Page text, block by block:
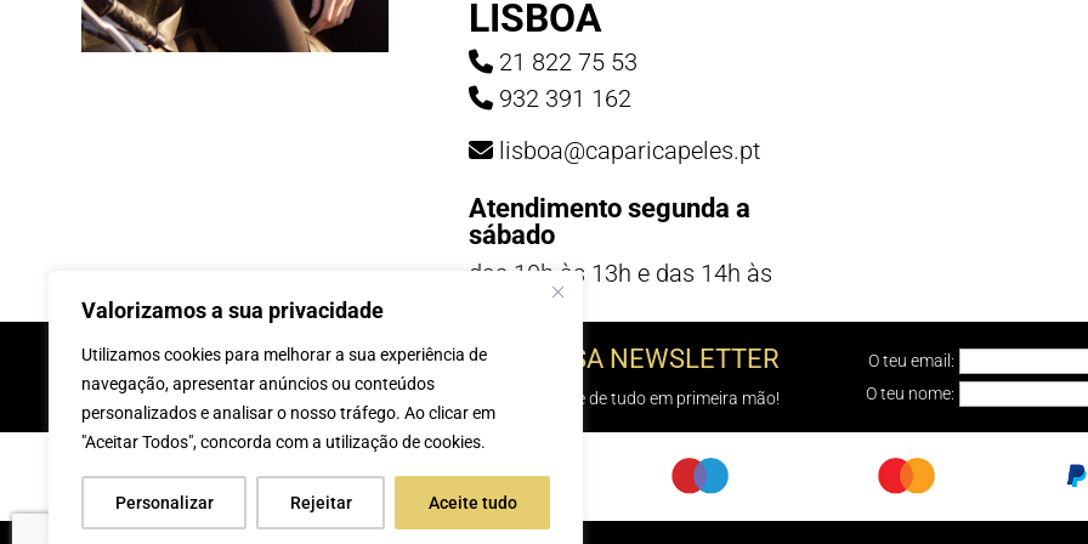
Valorizamos a sua privacidade
Utilizamos cookies para melhorar a sua experiência de
navegação, apresentar anúncios ou conteúdos
personalizados e analisar o nosso tráfego. Ao clicar em
"Aceitar Todos", concorda com a utilização de cookies.
Personalizar Rejeitar Aceite tudo
LISBOA
21 822 75 53
932 391 162
lisboa@caparicapeles.pt
Atendimento segunda a
sábado
das 10h às 13h e das 14h às
INSCREVE-TE Á NOSSA NEWSLETTER
e sabe de tudo em primeira mão!
O teu email:
O teu nome: